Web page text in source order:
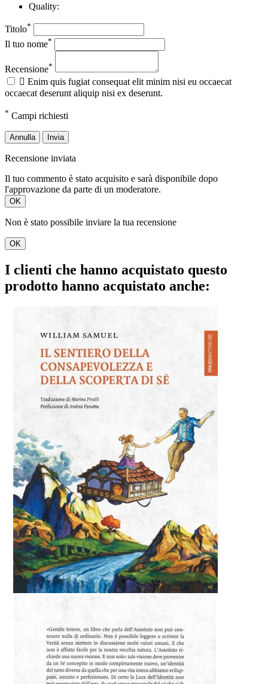
Quality:
Titolo*
Il tuo nome*
Recensione*
 Enim quis fugiat consequat elit minim nisi eu occaecat
occaecat deserunt aliquip nisi ex deserunt.
* Campi richiesti
Annulla Invia
Recensione inviata
Il tuo commento è stato acquisito e sarà disponibile dopo
l'approvazione da parte di un moderatore.
OK
Non è stato possibile inviare la tua recensione
OK
I clienti che hanno acquistato questo
prodotto hanno acquistato anche: